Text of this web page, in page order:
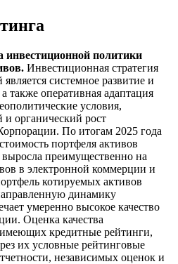
инвестиционной политики
Инвестиционная стратегия
системное развитие и
также оперативная адаптация
условия,
и органический рост
По итогам 2025 года
портфеля активов
преимущественно на
в электронной коммерции и
котируемых активов
динамику
умеренно высокое качество
Оценка качества
кредитные рейтинги,
их условные рейтинговые
независимых оценок и